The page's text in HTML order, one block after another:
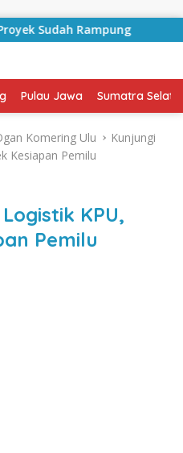
Rampung
Pulau Jawa Sumatra
Komering Ulu
Kunjungi
Kesiapan Pemilu
KPU,
Pemilu